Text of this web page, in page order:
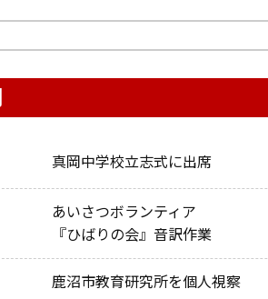
真岡中学校立志式に出席
あいさつボランティア
『ひばりの会』音訳作業
鹿沼市教育研究所を個人視察